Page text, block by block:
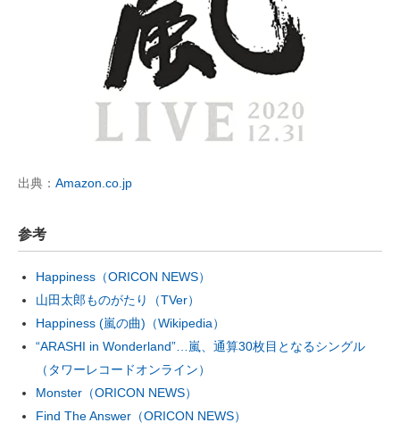
出典： Amazon.co.jp
参考
Happiness（ORICON NEWS）
山田太郎ものがたり（TVer）
Happiness (嵐の曲)（Wikipedia）
“ARASHI in Wonderland”…嵐、通算30枚目となるシングル
（タワーレコードオンライン）
Monster（ORICON NEWS）
Find The Answer（ORICON NEWS）